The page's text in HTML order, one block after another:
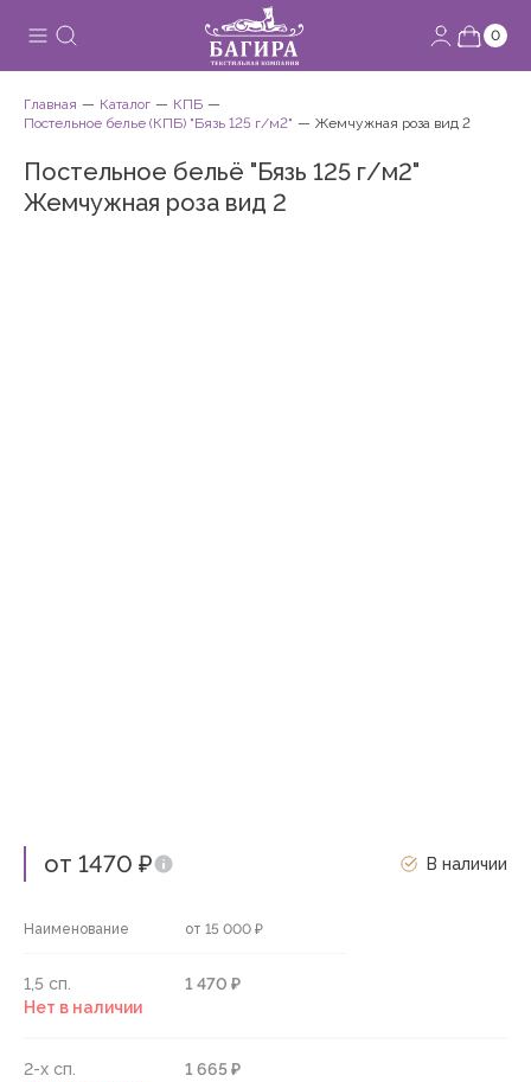
0
Главная Каталог
КПБ
Постельное белье (КПБ) "Бязь 125 г/м2"
Жемчужная роза вид 2
Постельное бельё "Бязь 125 г/м2"
Жемчужная роза вид 2
от 1470 ₽ В наличии
Наименование от 15 000 ₽
1,5 сп.
1 470 ₽
Нет в наличии
2-х сп.
1 665 ₽